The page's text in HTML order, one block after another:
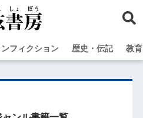
フィクション 歴史・伝記 教